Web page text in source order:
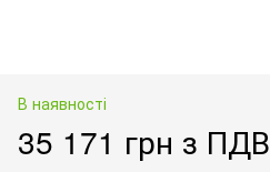
В наявності
35 171 грн з ПДВ